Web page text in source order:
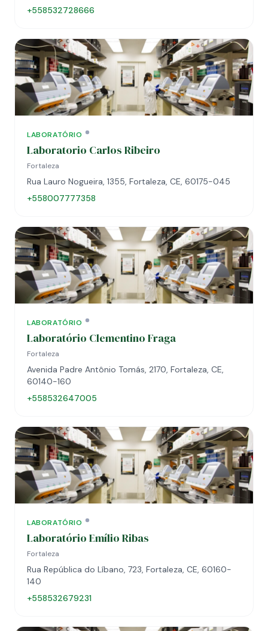
+558532728666
LABORATÓRIO
Laboratorio Carlos Ribeiro
Fortaleza
Rua Lauro Nogueira, 1355, Fortaleza, CE, 60175-045
+558007777358
LABORATÓRIO
Laboratório Clementino Fraga
Fortaleza
Avenida Padre Antônio Tomás, 2170, Fortaleza, CE,
60140-160
+558532647005
LABORATÓRIO
Laboratório Emílio Ribas
Fortaleza
Rua República do Líbano, 723, Fortaleza, CE, 60160-
140
+558532679231